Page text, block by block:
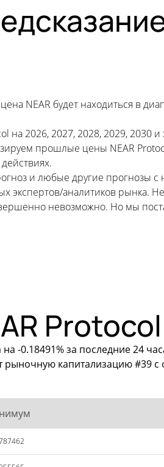
NEAR будет находиться в
2026, 2027, 2028, 2029, 2030 и
прошлые цены NEAR
и любые другие прогнозы
экспертов/аналитиков рынка.
невозможно. Но мы
-0.18491% за последние 24
рыночную капитализацию